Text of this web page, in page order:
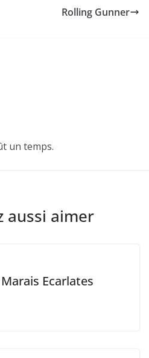
Rolling Gunner
un temps.
aussi aimer
Ecarlates